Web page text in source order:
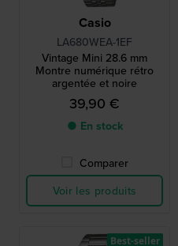
Casio
LA680WEA-1EF
Vintage Mini 28.6 mm
Montre numérique rétro
argentée et noire
39,90 €
● En stock
Comparer
Voir les produits
Best-seller